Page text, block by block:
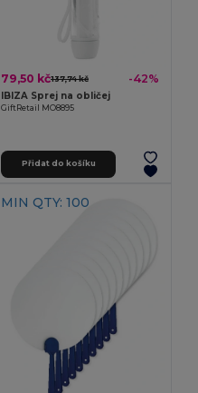
79,50 kč137,74 kč -42%
IBIZA Sprej na obličej
GiftRetail MO8895
Přidat do košíku
MIN QTY: 100